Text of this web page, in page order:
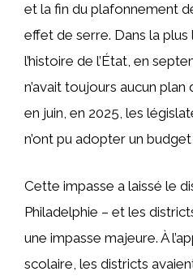
et la fin du plafonnement
effet de serre. Dans la
l’histoire de l’État, en
n’avait toujours aucun
en juin, en 2025, les
n’ont pu adopter un
Cette impasse a laissé le
Philadelphie – et les
une impasse majeure. À
scolaire, les districts